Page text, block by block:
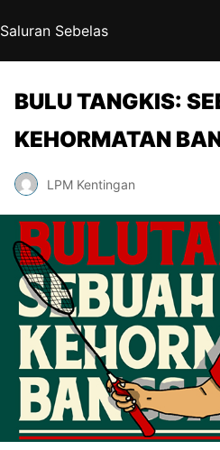
Saluran Sebelas
BULU TANGKIS:
KEHORMATAN
LPM Kentingan